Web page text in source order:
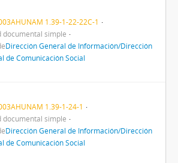
1.39-1-22-22C-1
documental simple
Dirección General de Información/Dirección
de Comunicación Social
1.39-1-24-1
documental simple
Dirección General de Información/Dirección
de Comunicación Social